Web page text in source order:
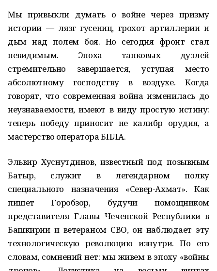
Мы привыкли думать о войне через призму
истории — лязг гусениц, грохот артиллерии и
дым над полем боя. Но сегодня фронт стал
невидимым. Эпоха танковых дуэлей
стремительно завершается, уступая место
абсолютному господству в воздухе. Когда
говорят, что современная война изменилась до
неузнаваемости, имеют в виду простую истину:
теперь победу приносит не калибр орудия, а
мастерство оператора БПЛА.
Эльвир Хуснутдинов, известный под позывным
Батыр, служит в легендарном полку
специального назначения «Север-Ахмат». Как
пишет Горобзор, будучи помощником
представителя Главы Чеченской Республики в
Башкирии и ветераном СВО, он наблюдает эту
технологическую революцию изнутри. По его
словам, сомнений нет: мы живем в эпоху «войны